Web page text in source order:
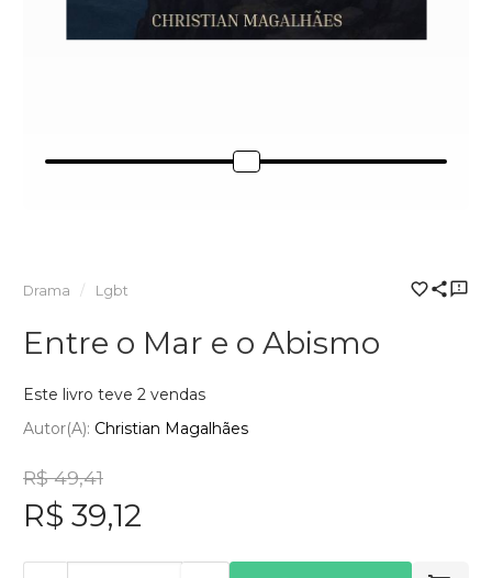
Drama Lgbt
Entre o Mar e o Abismo
Este livro teve 2 vendas
Autor(a): Christian Magalhães
R$ 49,41
R$ 39,12